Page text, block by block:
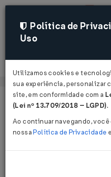
Página Inicial
Legislações
Decreto
Política de
Uso
Utilizamos cookies e
sua experiência, personalizar
site, em conformidade com a
(Lei nº 13.709/2018 – LGPD).
Ao continuar navegando,
nossaPolítica de Privacidade